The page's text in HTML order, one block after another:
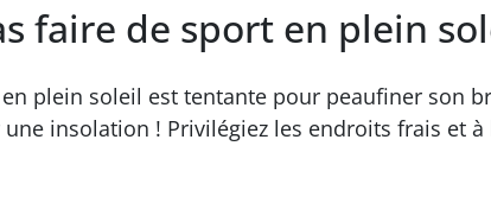
faire de sport en plein
en plein soleil est tentante pour peaufiner son
une insolation ! Privilégiez les endroits frais et à